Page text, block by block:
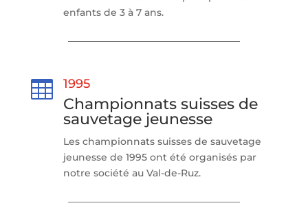
enfants de 3 à 7 ans.
 1995
Championnats suisses de
sauvetage jeunesse
Les championnats suisses de sauvetage
jeunesse de 1995 ont été organisés par
notre société au Val-de-Ruz.